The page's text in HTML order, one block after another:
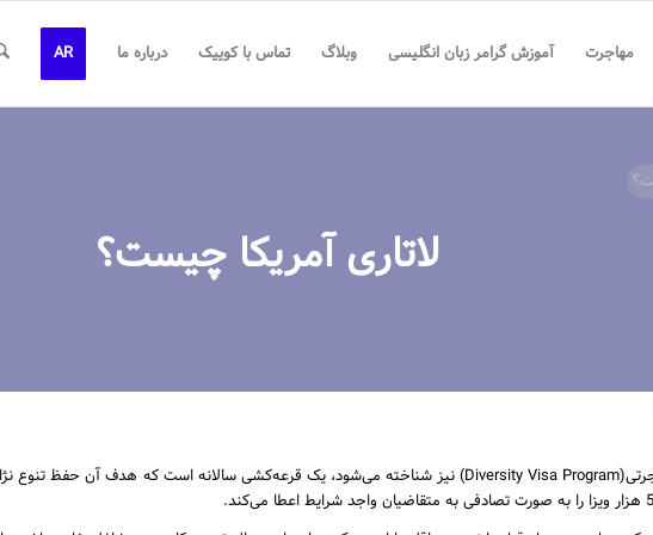
مهاجرت آموزش گرامر زبان انگلیسی وبلاگ تماس با کوییک درباره ما AR
لاتاری آمریکا چیست؟